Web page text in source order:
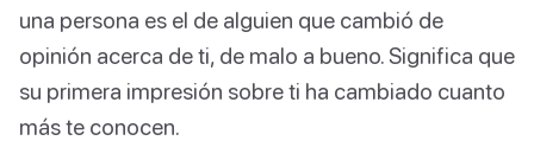
una persona es el de alguien que cambió de
opinión acerca de ti, de malo a bueno. Significa que
su primera impresión sobre ti ha cambiado cuanto
más te conocen.